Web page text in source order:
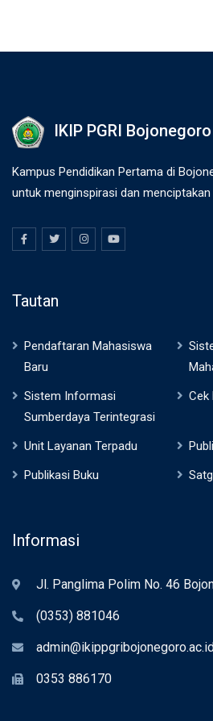
IKIP PGRI Bojonegoro
Kampus Pendidikan Pertama di
untuk menginspirasi dan
Tautan
Pendaftaran Mahasiswa
Baru
Sistem Informasi
Sumberdaya Terintegrasi
Cek
Unit Layanan Terpadu
Publikasi Buku
Informasi
Jl. Panglima Polim No. 46
(0353) 881046
0353 886170